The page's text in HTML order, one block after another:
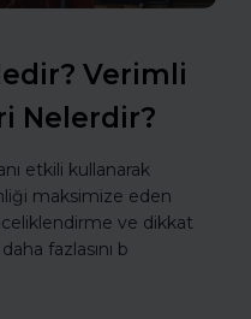
Verimli
Nelerdir?
etkili kullanarak
maksimize eden
ve dikkat
fazlasını b